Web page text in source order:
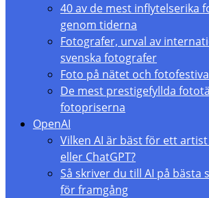
40 av de mest inflytelserika
genom tiderna
Fotografer, urval av
svenska fotografer
Foto på nätet och
De mest prestigefyllda
fotopriserna
OpenAI
Vilken AI är bäst för ett
eller ChatGPT?
Så skriver du till AI på bästa
för framgång